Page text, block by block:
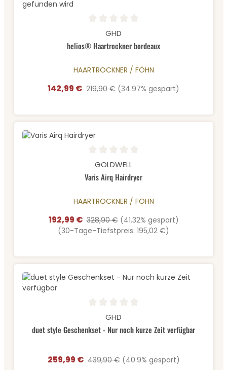
Durchschnittliche Bewertung von 0 von 5 Sternen
GHD
helios® Haartrockner bordeaux
HAARTROCKNER / FÖHN
Verkaufspreis:
142,99 € Regulärer Preis:
219,90 € (34.97% gespart)
Durchschnittliche Bewertung von 0 von 5 Sternen
GOLDWELL
Varis Airq Hairdryer
HAARTROCKNER / FÖHN
Verkaufspreis:
192,99 € Regulärer Preis:
328,90 € (41.32% gespart)
(30-Tage-Tiefstpreis: 195,02 €)
Durchschnittliche Bewertung von 0 von 5 Sternen
GHD
duet style Geschenkset - Nur noch kurze Zeit verfügbar
Verkaufspreis:
259,99 € Regulärer Preis:
439,90 € (40.9% gespart)